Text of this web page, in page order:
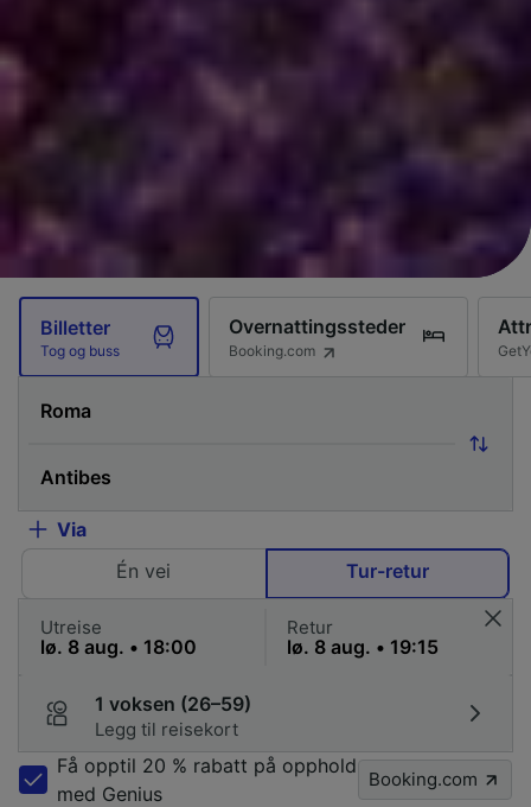
Billetter
Tog og buss
Overnattingssteder
Booking.com
Via
Én vei
Tur-retur
Utreise Retur
1 voksen (26–59)
Legg til reisekort
Få opptil 20 % rabatt på opphold
med Genius
Booking.com